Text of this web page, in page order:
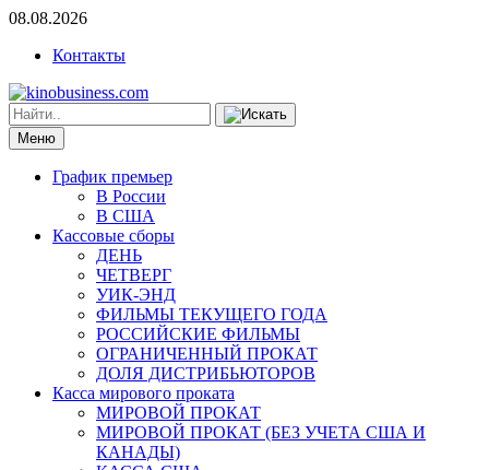
08.08.2026
Контакты
Меню
График премьер
В России
В США
Кассовые сборы
ДЕНЬ
ЧЕТВЕРГ
УИК-ЭНД
ФИЛЬМЫ ТЕКУЩЕГО ГОДА
РОССИЙСКИЕ ФИЛЬМЫ
ОГРАНИЧЕННЫЙ ПРОКАТ
ДОЛЯ ДИСТРИБЬЮТОРОВ
Касса мирового проката
МИРОВОЙ ПРОКАТ
МИРОВОЙ ПРОКАТ (БЕЗ УЧЕТА США И
КАНАДЫ)